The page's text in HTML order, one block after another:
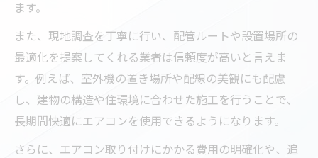
ます。
また、現地調査を丁寧に行い、配管ルートや設置場所の
最適化を提案してくれる業者は信頼度が高いと言えま
す。例えば、室外機の置き場所や配線の美観にも配慮
し、建物の構造や住環境に合わせた施工を行うことで、
長期間快適にエアコンを使用できるようになります。
さらに、エアコン取り付けにかかる費用の明確化や、追